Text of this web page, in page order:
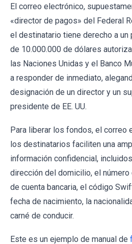
El correo electrónico,
«director de pagos» del Federal
el destinatario tiene derecho a
de 10.000.000 de dólares
las Naciones Unidas y el Banco
a responder de inmediato,
designación de un director y un
presidente de EE. UU.
Para liberar los fondos, el correo
los destinatarios faciliten una
información confidencial,
dirección del domicilio, el
de cuenta bancaria, el código
fecha de nacimiento, la
carné de conducir.
Este es un ejemplo de manual de